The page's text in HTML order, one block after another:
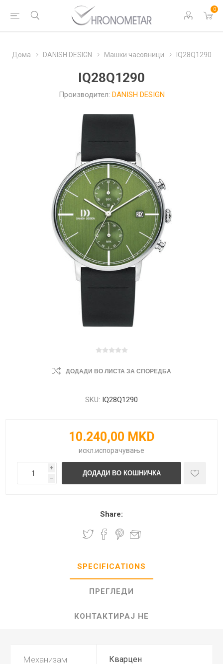
0
Дома DANISH DESIGN Машки часовници IQ28Q1290
IQ28Q1290
Производител: DANISH DESIGN
ДОДАДИ ВО ЛИСТА ЗА СПОРЕДБА
SKU: IQ28Q1290
10.240,00 MKD
искл. испорачување
i
h
Share:
SPECIFICATIONS
ПРЕГЛЕДИ
КОНТАКТИРАЈ НЕ
Механизам Кварцен